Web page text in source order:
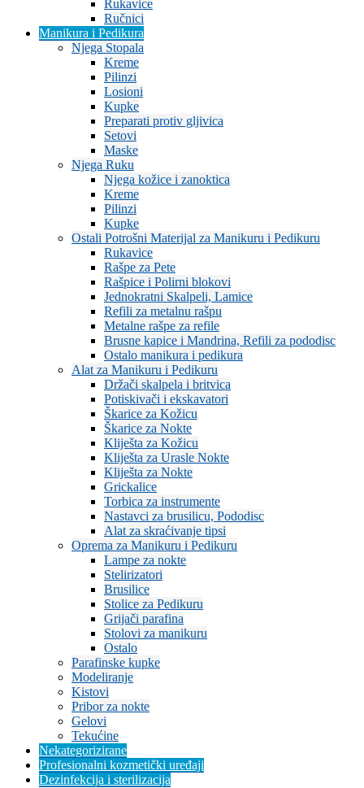
Rukavice
Ručnici
Manikura i Pedikura
Njega Stopala
Kreme
Pilinzi
Losioni
Kupke
Preparati protiv gljivica
Setovi
Maske
Njega Ruku
Njega kožice i zanoktica
Kreme
Pilinzi
Kupke
Ostali Potrošni Materijal za Manikuru i Pedikuru
Rukavice
Rašpe za Pete
Rašpice i Polirni blokovi
Jednokratni Skalpeli, Lamice
Refili za metalnu rašpu
Metalne rašpe za refile
Brusne kapice i Mandrina, Refili za pododisc
Ostalo manikura i pedikura
Alat za Manikuru i Pedikuru
Držači skalpela i britvica
Potiskivači i ekskavatori
Škarice za Kožicu
Škarice za Nokte
Kliješta za Kožicu
Kliješta za Urasle Nokte
Kliješta za Nokte
Grickalice
Torbica za instrumente
Nastavci za brusilicu, Pododisc
Alat za skraćivanje tipsi
Oprema za Manikuru i Pedikuru
Lampe za nokte
Stelirizatori
Brusilice
Stolice za Pedikuru
Grijači parafina
Stolovi za manikuru
Ostalo
Parafinske kupke
Modeliranje
Kistovi
Pribor za nokte
Gelovi
Tekućine
Nekategorizirane
Profesionalni kozmetički uređaji
Dezinfekcija i sterilizacija